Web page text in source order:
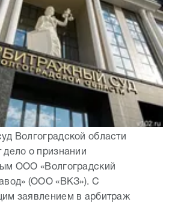
Волгоградской области
дело о признании
ООО «Волгоградский
(ООО «ВКЗ»). С
заявлением в арбитраж